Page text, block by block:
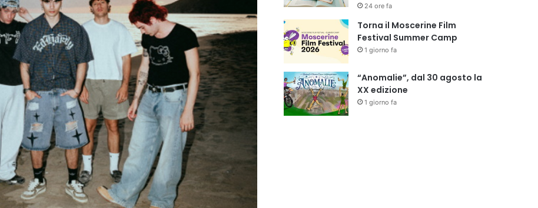
24 ore fa
Torna il Moscerine Film
Festival Summer Camp
1 giorno fa
“Anomalie”, dal 30 agosto la
XX edizione
1 giorno fa